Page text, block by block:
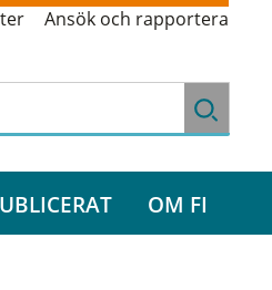
Ansök och rapportera
OM FI